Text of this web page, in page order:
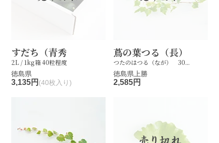
すだち（青秀
2L / 1kg箱 40粒程度
徳島県
3,135円 (40枚入り)
蔦の葉つる（長）
つたのはつる（なが） 30...
徳島県上勝
2,585円